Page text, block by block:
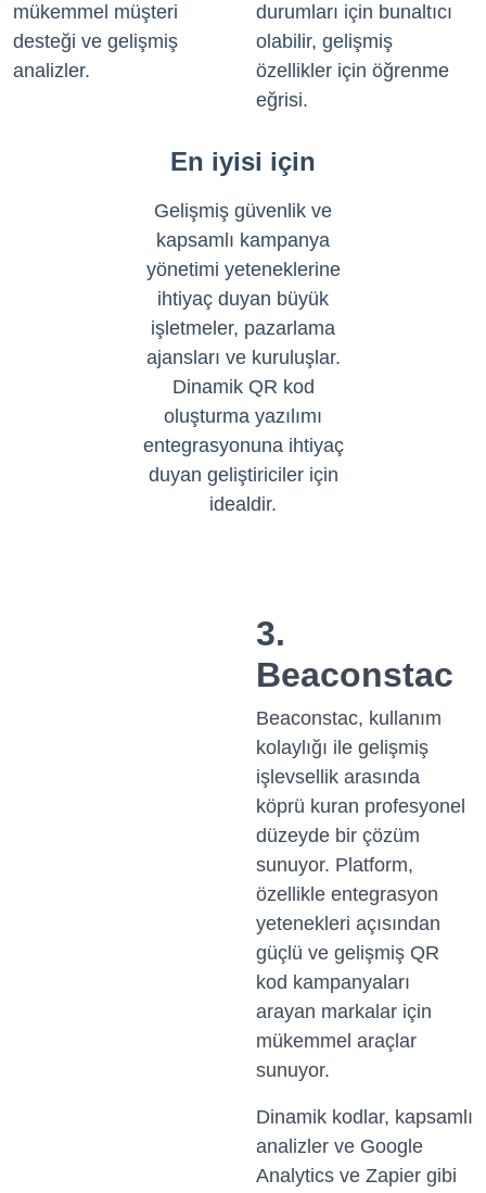
mükemmel müşteri
desteği ve gelişmiş
analizler.
durumları için bunaltıcı
olabilir, gelişmiş
özellikler için öğrenme
eğrisi.
En iyisi için
Gelişmiş güvenlik ve
kapsamlı kampanya
yönetimi yeteneklerine
ihtiyaç duyan büyük
işletmeler, pazarlama
ajansları ve kuruluşlar.
Dinamik QR kod
oluşturma yazılımı
entegrasyonuna ihtiyaç
duyan geliştiriciler için
idealdir.
3.
Beaconstac
Beaconstac, kullanım
kolaylığı ile gelişmiş
işlevsellik arasında
köprü kuran profesyonel
düzeyde bir çözüm
sunuyor. Platform,
özellikle entegrasyon
yetenekleri açısından
güçlü ve gelişmiş QR
kod kampanyaları
arayan markalar için
mükemmel araçlar
sunuyor.
Dinamik kodlar, kapsamlı
analizler ve Google
Analytics ve Zapier gibi